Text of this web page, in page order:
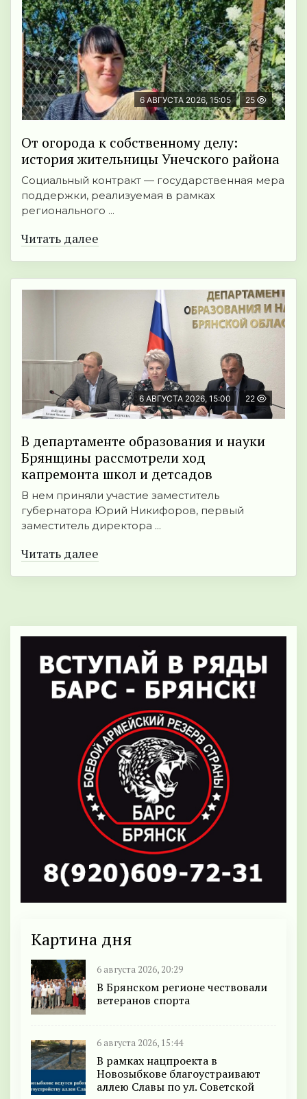
6 АВГУСТА 2026, 15:05 25
От огорода к собственному делу:
история жительницы Унечского района
Социальный контракт — государственная мера
поддержки, реализуемая в рамках
регионального ...
Читать далее
6 АВГУСТА 2026, 15:00 22
В департаменте образования и науки
Брянщины рассмотрели ход
капремонта школ и детсадов
В нем приняли участие заместитель
губернатора Юрий Никифоров, первый
заместитель директора ...
Читать далее
Картина дня
6 августа 2026, 20:29
В Брянском регионе чествовали
ветеранов спорта
6 августа 2026, 15:44
В рамках нацпроекта в
Новозыбкове благоустраивают
аллею Славы по ул. Советской